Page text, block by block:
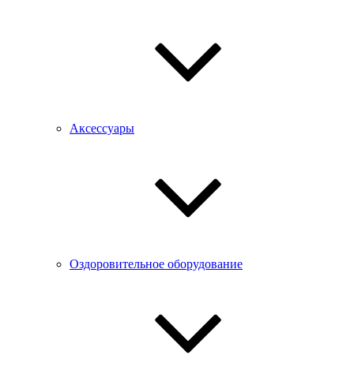
Аксессуары
Оздоровительное оборудование